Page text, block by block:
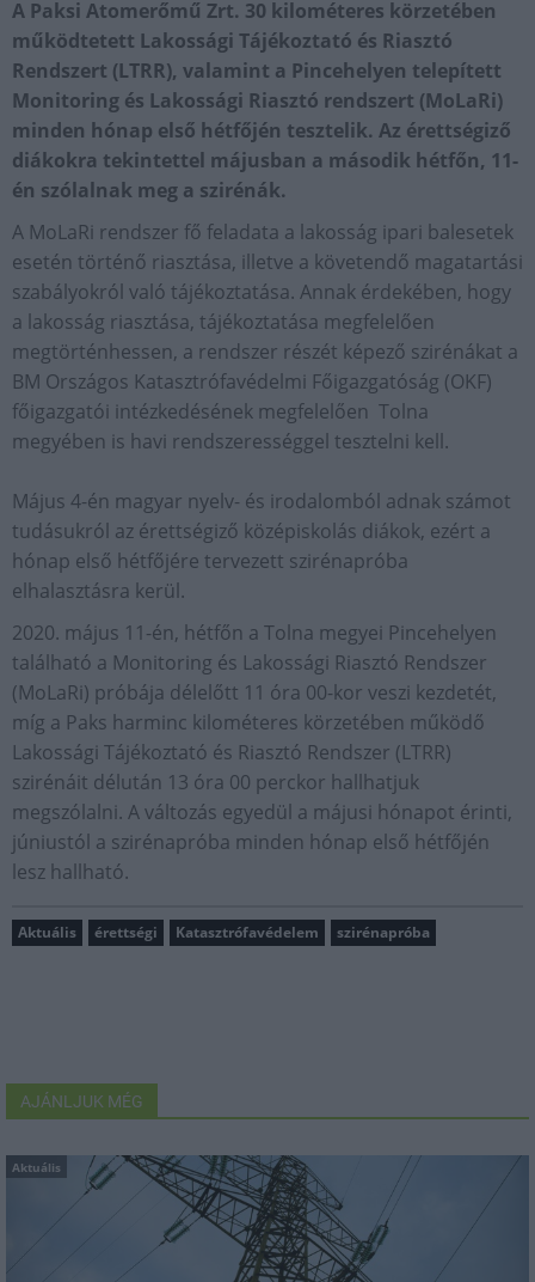
A Paksi Atomerőmű Zrt. 30 kilométeres körzetében
működtetett Lakossági Tájékoztató és Riasztó
Rendszert (LTRR), valamint a Pincehelyen telepített
Monitoring és Lakossági Riasztó rendszert (MoLaRi)
minden hónap első hétfőjén tesztelik. Az érettségiző
diákokra tekintettel májusban a második hétfőn, 11-
én szólalnak meg a szirénák.
A MoLaRi rendszer fő feladata a lakosság ipari balesetek
esetén történő riasztása, illetve a követendő magatartási
szabályokról való tájékoztatása. Annak érdekében, hogy
a lakosság riasztása, tájékoztatása megfelelően
megtörténhessen, a rendszer részét képező szirénákat a
BM Országos Katasztrófavédelmi Főigazgatóság (OKF)
főigazgatói intézkedésének megfelelően Tolna
megyében is havi rendszerességgel tesztelni kell.
Május 4-én magyar nyelv- és irodalomból adnak számot
tudásukról az érettségiző középiskolás diákok, ezért a
hónap első hétfőjére tervezett szirénapróba
elhalasztásra kerül.
2020. május 11-én, hétfőn a Tolna megyei Pincehelyen
található a Monitoring és Lakossági Riasztó Rendszer
(MoLaRi) próbája délelőtt 11 óra 00-kor veszi kezdetét,
míg a Paks harminc kilométeres körzetében működő
Lakossági Tájékoztató és Riasztó Rendszer (LTRR)
szirénáit délután 13 óra 00 perckor hallhatjuk
megszólalni. A változás egyedül a májusi hónapot érinti,
júniustól a szirénapróba minden hónap első hétfőjén
lesz hallható.
Aktuális érettségi Katasztrófavédelem szirénapróba
AJÁNLJUK MÉG
Aktuális